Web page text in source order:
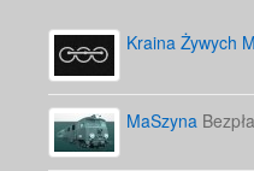
Kraina Żywych
MaSzyna